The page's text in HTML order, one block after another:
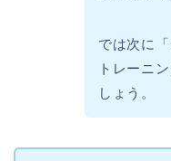
では次に
トレーニ
しょう。